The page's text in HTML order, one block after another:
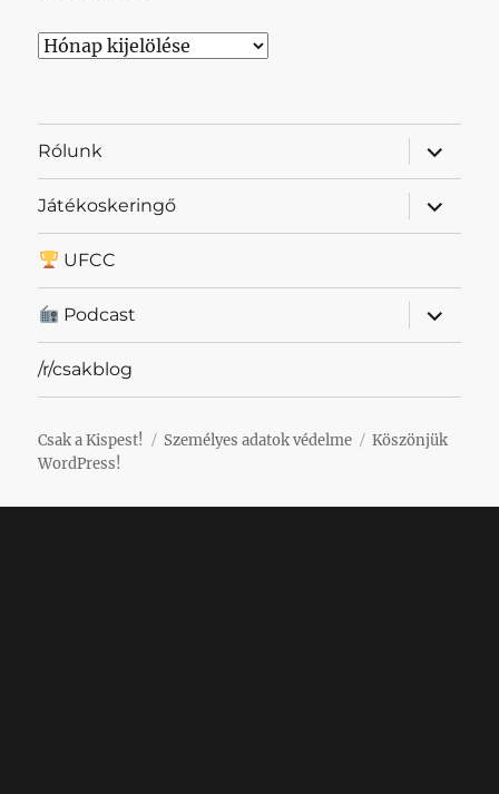
Archívum
Rólunk
almenü
Játékoskeringő
almenü
UFCC
Podcast
almenü
/r/csakblog
Csak a Kispest! Személyes adatok védelme
Köszönjük
WordPress!